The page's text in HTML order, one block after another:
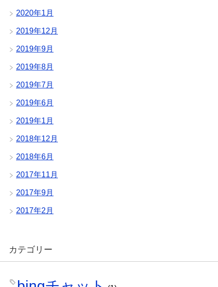
2020年1月
2019年12月
2019年9月
2019年8月
2019年7月
2019年6月
2019年1月
2018年12月
2018年6月
2017年11月
2017年9月
2017年2月
カテゴリー